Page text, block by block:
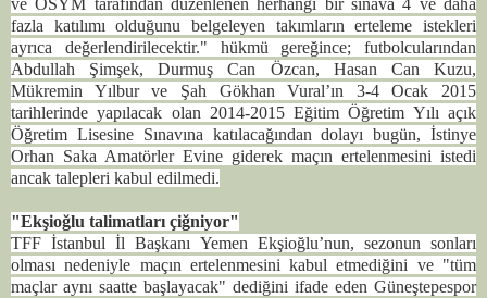
ve ÖSYM tarafından düzenlenen herhangi bir sınava 4 ve daha
fazla katılımı olduğunu belgeleyen takımların erteleme istekleri
ayrıca değerlendirilecektir." hükmü gereğince; futbolcularından
Abdullah Şimşek, Durmuş Can Özcan, Hasan Can Kuzu,
Mükremin Yılbur ve Şah Gökhan Vural’ın 3-4 Ocak 2015
tarihlerinde yapılacak olan 2014-2015 Eğitim Öğretim Yılı açık
Öğretim Lisesine Sınavına katılacağından dolayı bugün, İstinye
Orhan Saka Amatörler Evine giderek maçın ertelenmesini istedi
ancak talepleri kabul edilmedi.
"Ekşioğlu talimatları çiğniyor"
TFF İstanbul İl Başkanı Yemen Ekşioğlu’nun, sezonun sonları
olması nedeniyle maçın ertelenmesini kabul etmediğini ve "tüm
maçlar aynı saatte başlayacak" dediğini ifade eden Güneştepespor